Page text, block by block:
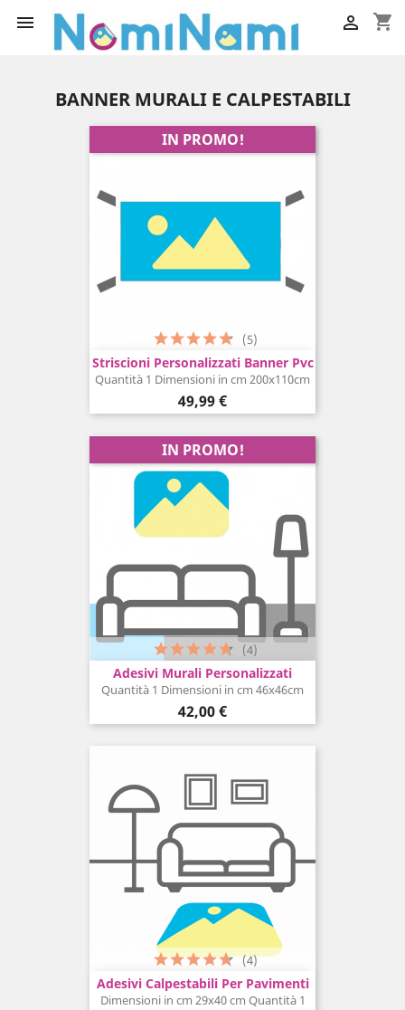
 shopping_cart

BANNER MURALI E CALPESTABILI
Striscioni Personalizzati Banner Pvc
Quantità 1 Dimensioni in cm 200x110cm
Prezzo
49,99 €
(5)
IN PROMO!
Adesivi Murali Personalizzati
Quantità 1 Dimensioni in cm 46x46cm
Prezzo
42,00 €
(4)
IN PROMO!
Adesivi Calpestabili Per Pavimenti
Dimensioni in cm 29x40 cm Quantità 1
(4)